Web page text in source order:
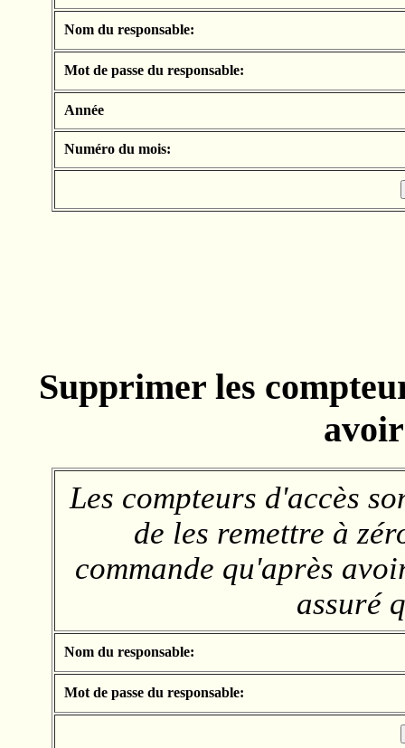
Nom du responsable:
Mot de passe du responsable:
Année
Numéro du mois:
Supprimer les
Les compteurs d'accès
de les remettre à
commande qu'après
assuré
Nom du responsable:
Mot de passe du responsable: